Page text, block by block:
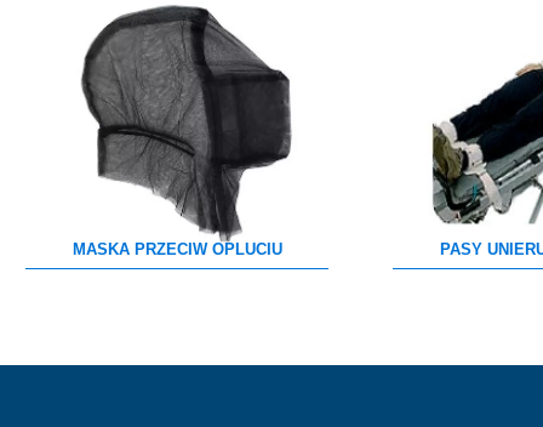
PASY
MASKA PRZECIW OPLUCIU
MEBLE WIĘZIENNE-en
OBUDOWA OCHRONNA TV
OSŁONA GRZEJNIKA
MEBLE WIĘZIENNE-en